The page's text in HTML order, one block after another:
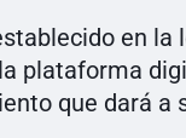
en la
plataforma
que dará a